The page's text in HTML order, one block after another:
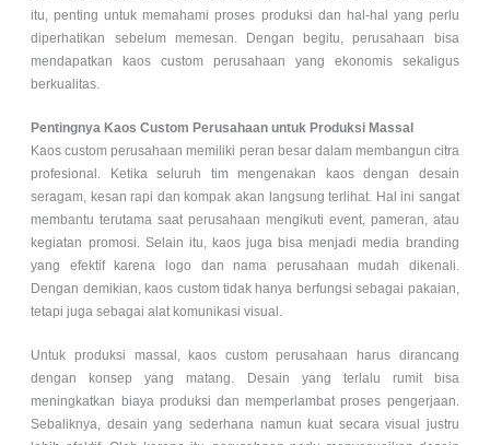
itu, penting untuk memahami proses produksi dan hal-hal yang perlu
diperhatikan sebelum memesan. Dengan begitu, perusahaan bisa
mendapatkan kaos custom perusahaan yang ekonomis sekaligus
berkualitas.
Pentingnya Kaos Custom Perusahaan untuk Produksi Massal
Kaos custom perusahaan memiliki peran besar dalam membangun citra
profesional. Ketika seluruh tim mengenakan kaos dengan desain
seragam, kesan rapi dan kompak akan langsung terlihat. Hal ini sangat
membantu terutama saat perusahaan mengikuti event, pameran, atau
kegiatan promosi. Selain itu, kaos juga bisa menjadi media branding
yang efektif karena logo dan nama perusahaan mudah dikenali.
Dengan demikian, kaos custom tidak hanya berfungsi sebagai pakaian,
tetapi juga sebagai alat komunikasi visual.
Untuk produksi massal, kaos custom perusahaan harus dirancang
dengan konsep yang matang. Desain yang terlalu rumit bisa
meningkatkan biaya produksi dan memperlambat proses pengerjaan.
Sebaliknya, desain yang sederhana namun kuat secara visual justru